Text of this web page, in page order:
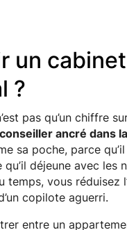
un
?
pas qu’un chiffre
conseiller ancré dans
sa poche, parce
qu’il déjeune avec
temps, vous réduisez
copilote aguerri.
entre un